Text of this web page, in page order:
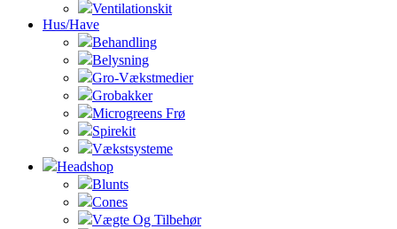
Ventilationskit
Hus/Have
Behandling
Belysning
Gro-Vækstmedier
Grobakker
Microgreens Frø
Spirekit
Vækstsysteme
Headshop
Blunts
Cones
Vægte Og Tilbehør